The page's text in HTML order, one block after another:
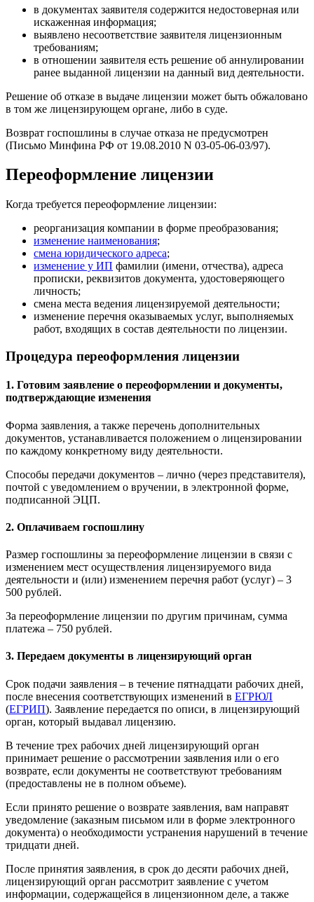
в документах заявителя содержится недостоверная или
искаженная информация;
выявлено несоответствие заявителя лицензионным
требованиям;
в отношении заявителя есть решение об аннулировании
ранее выданной лицензии на данный вид деятельности.
Решение об отказе в выдаче лицензии может быть обжаловано
в том же лицензирующем органе, либо в суде.
Возврат госпошлины в случае отказа не предусмотрен
(Письмо Минфина РФ от 19.08.2010 N 03-05-06-03/97).
Переоформление лицензии
Когда требуется переоформление лицензии:
реорганизация компании в форме преобразования;
изменение наименования;
смена юридического адреса;
изменение у ИП фамилии (имени, отчества), адреса
прописки, реквизитов документа, удостоверяющего
личность;
смена места ведения лицензируемой деятельности;
изменение перечня оказываемых услуг, выполняемых
работ, входящих в состав деятельности по лицензии.
Процедура переоформления лицензии
1. Готовим заявление о переоформлении и документы,
подтверждающие изменения
Форма заявления, а также перечень дополнительных
документов, устанавливается положением о лицензировании
по каждому конкретному виду деятельности.
Способы передачи документов – лично (через представителя),
почтой с уведомлением о вручении, в электронной форме,
подписанной ЭЦП.
2. Оплачиваем госпошлину
Размер госпошлины за переоформление лицензии в связи с
изменением мест осуществления лицензируемого вида
деятельности и (или) изменением перечня работ (услуг) – 3
500 рублей.
За переоформление лицензии по другим причинам, сумма
платежа – 750 рублей.
3. Передаем документы в лицензирующий орган
Срок подачи заявления – в течение пятнадцати рабочих дней,
после внесения соответствующих изменений в ЕГРЮЛ
(ЕГРИП). Заявление передается по описи, в лицензирующий
орган, который выдавал лицензию.
В течение трех рабочих дней лицензирующий орган
принимает решение о рассмотрении заявления или о его
возврате, если документы не соответствуют требованиям
(предоставлены не в полном объеме).
Если принято решение о возврате заявления, вам направят
уведомление (заказным письмом или в форме электронного
документа) о необходимости устранения нарушений в течение
тридцати дней.
После принятия заявления, в срок до десяти рабочих дней,
лицензирующий орган рассмотрит заявление с учетом
информации, содержащейся в лицензионном деле, а также